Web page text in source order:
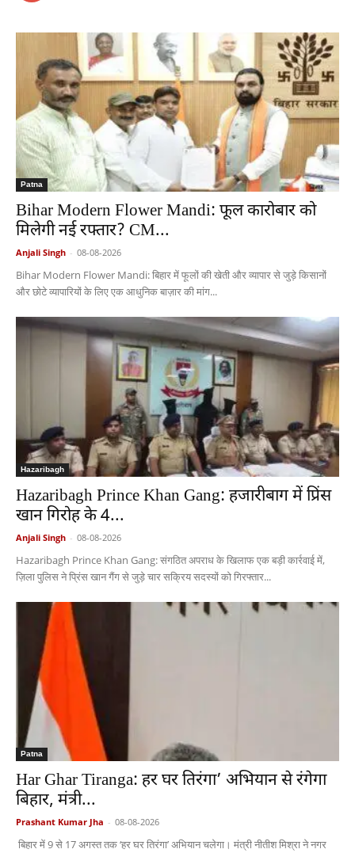
Patna
Bihar Modern Flower Mandi: फूल कारोबार को
मिलेगी नई रफ्तार? CM...
Anjali Singh - 08-08-2026
Bihar Modern Flower Mandi: बिहार में फूलों की खेती और व्यापार से जुड़े किसानों
और छोटे व्यापारियों के लिए एक आधुनिक बाज़ार की मांग...
Hazaribagh
Hazaribagh Prince Khan Gang: हजारीबाग में प्रिंस
खान गिरोह के 4...
Anjali Singh - 08-08-2026
Hazaribagh Prince Khan Gang: संगठित अपराध के खिलाफ एक बड़ी कार्रवाई में,
ज़िला पुलिस ने प्रिंस खान गैंग से जुड़े चार सक्रिय सदस्यों को गिरफ्तार...
Patna
Har Ghar Tiranga: हर घर तिरंगा’ अभियान से रंगेगा
बिहार, मंत्री...
Prashant Kumar Jha - 08-08-2026
बिहार में 9 से 17 अगस्त तक ‘हर घर तिरंगा’ अभियान चलेगा। मंत्री नीतीश मिश्रा ने नगर